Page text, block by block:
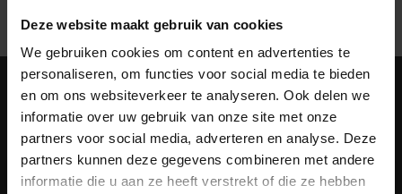
Deze website maakt gebruik van cookies
We gebruiken cookies om content en advertenties te
personaliseren, om functies voor social media te bieden
en om ons websiteverkeer te analyseren. Ook delen we
informatie over uw gebruik van onze site met onze
partners voor social media, adverteren en analyse. Deze
partners kunnen deze gegevens combineren met andere
informatie die u aan ze heeft verstrekt of die ze hebben
Meld je aan voor onze nieuwbrief met
scherpe acties
Blijf op de hoogte van onze actuele aanbiedingen